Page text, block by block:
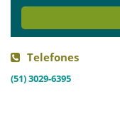
Telefones
(51) 3029-6395